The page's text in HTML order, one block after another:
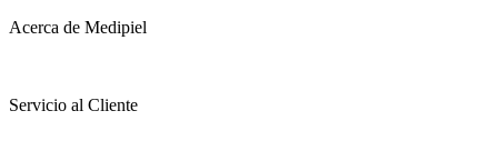
Acerca de Medipiel
Servicio al Cliente